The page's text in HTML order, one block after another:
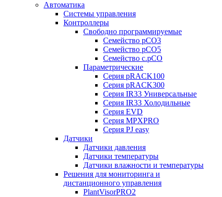
Автоматика
Системы управления
Контроллеры
Свободно программируемые
Семейство pCO3
Семейство pCO5
Семейство c.pCO
Параметрические
Серия pRACK100
Серия pRACK300
Серия IR33 Универсальные
Серия IR33 Холодильные
Серия EVD
Серия MPXPRO
Серия PJ easy
Датчики
Датчики давления
Датчики температуры
Датчики влажности и температуры
Решения для мониторинга и
дистанционного управления
PlantVisorPRO2